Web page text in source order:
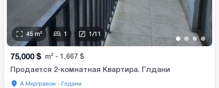
• • ••
45 m² 1 1 /11
75,000 $ m² - 1,667 $
Продается 2-комнатная Квартира. Глдани
А Мкр/раион - Глдани